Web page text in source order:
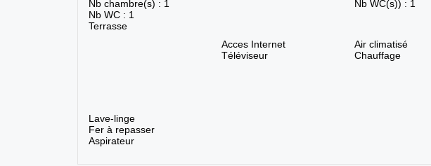
Nb chambre(s) : 1
Nb WC : 1
Terrasse
Nb WC(s)) : 1
Acces Internet
Téléviseur
Air climatisé
Chauffage
Lave-linge
Fer à repasser
Aspirateur